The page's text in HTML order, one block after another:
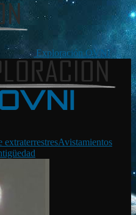
Exploración OVNI
extraterrestresAvistamientos